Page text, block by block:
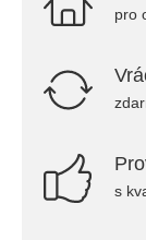
pro
s